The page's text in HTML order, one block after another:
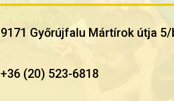
9171 Győrújfalu Mártírok útja 5/
+36 (20) 523-6818